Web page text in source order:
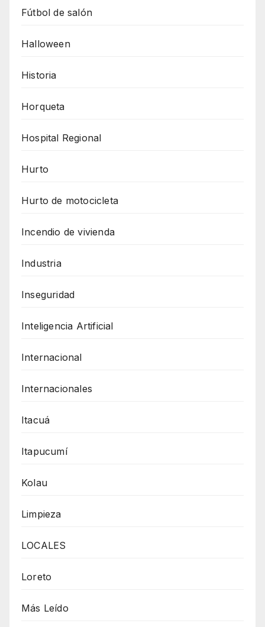
Fútbol de salón
Halloween
Historia
Horqueta
Hospital Regional
Hurto
Hurto de motocicleta
Incendio de vivienda
Industria
Inseguridad
Inteligencia Artificial
Internacional
Internacionales
Itacuá
Itapucumí
Kolau
Limpieza
LOCALES
Loreto
Más Leído